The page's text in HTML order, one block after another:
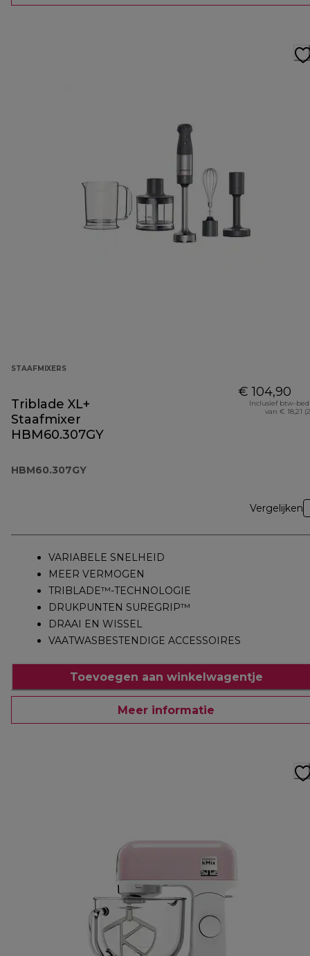
STAAFMIXERS
Triblade XL+
Staafmixer
HBM60.307GY
HBM60.307GY
€ 104,90
Inclusief btw-
van € 18,21
Vergelijken
VARIABELE SNELHEID
MEER VERMOGEN
TRIBLADE™-TECHNOLOGIE
DRUKPUNTEN SUREGRIP™
DRAAI EN WISSEL
VAATWASBESTENDIGE ACCESSOIRES
Toevoegen aan winkelwagentje
Meer informatie